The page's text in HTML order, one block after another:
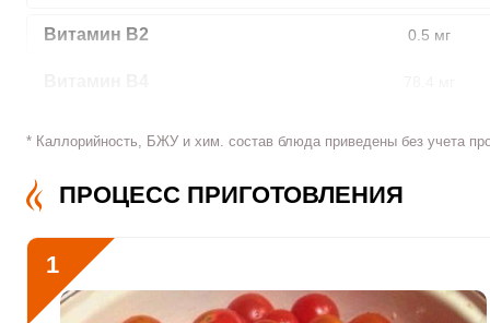
Витамин В2 0.5 мг
Витамин В12
Витамин С 334.4 мкг
* Каллорийность, БЖУ и хим. состав блюда приведены без учета
ПРОЦЕСС ПРИГОТОВЛЕНИЯ
1
Сообщить об ошибке